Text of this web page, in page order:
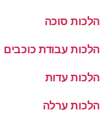
הלכות סוכה
הלכות עבודת כוכבים
הלכות עדות
הלכות ערלה